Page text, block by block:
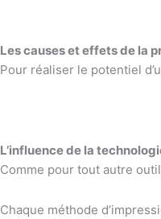
Les causes et effets de la
Pour réaliser le potentiel
L’influence de la
Comme pour tout autre
Chaque méthode